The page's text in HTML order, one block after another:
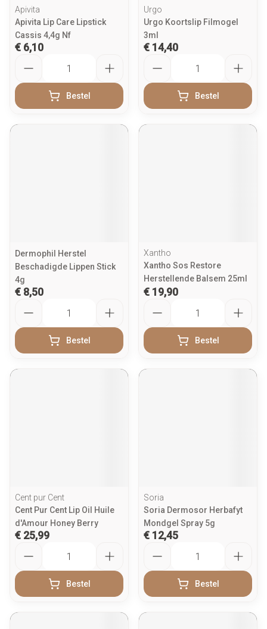
Apivita
Apivita Lip Care Lipstick
Cassis 4,4g Nf
€ 6,10
Bestel
Urgo
Urgo Koortslip Filmogel
3ml
€ 14,40
Bestel
Dermophil Herstel
Beschadigde Lippen Stick
4g
€ 8,50
Bestel
Xantho
Xantho Sos Restore
Herstellende Balsem 25ml
€ 19,90
Bestel
Cent pur Cent
Cent Pur Cent Lip Oil Huile
d'Amour Honey Berry
€ 25,99
Bestel
Soria
Soria Dermosor Herbafyt
Mondgel Spray 5g
€ 12,45
Bestel